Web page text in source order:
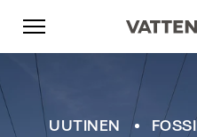
Skip to content
Päänavigaatioon
Siirry alatunnisteeseen
UUTINEN
Päänavigaatioon